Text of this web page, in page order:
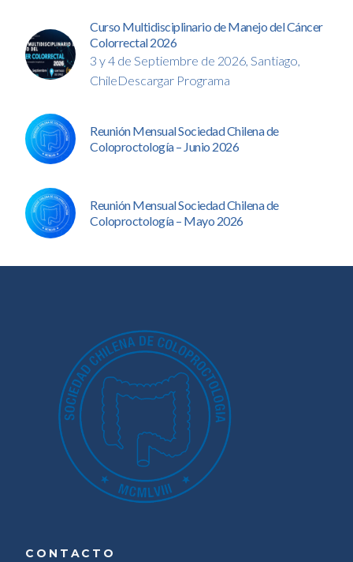
Curso Multidisciplinario de Manejo del Cáncer
Colorrectal 2026
3 y 4 de Septiembre de 2026, Santiago,
ChileDescargar Programa
Reunión Mensual Sociedad Chilena de
Coloproctología – Junio 2026
Reunión Mensual Sociedad Chilena de
Coloproctología – Mayo 2026
CONTACTO